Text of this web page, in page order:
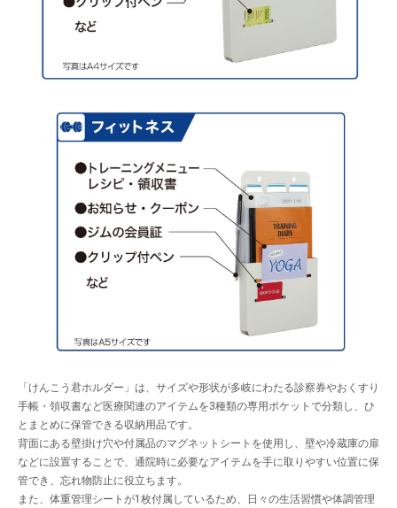
「けんこう君ホルダー」は、サイズや形状が多岐にわたる診察券やおくすり
手帳・領収書など医療関連のアイテムを3種類の専用ポケットで分類し、ひ
とまとめに保管できる収納用品です。
背面にある壁掛け穴や付属品のマグネットシートを使用し、壁や冷蔵庫の扉
などに設置することで、通院時に必要なアイテムを手に取りやすい位置に保
管でき、忘れ物防止に役立ちます。
また、体重管理シートが1枚付属しているため、日々の生活習慣や体調管理